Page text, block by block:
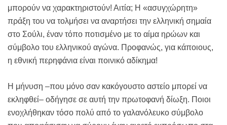
μπορούν να χαρακτηριστούν! Αιτία; Η «ασυγχώρητη»
πράξη του να τολμήσει να αναρτήσει την ελληνική σημαία
στο Σούλι, έναν τόπο ποτισμένο με το αίμα ηρώων και
σύμβολο του ελληνικού αγώνα. Προφανώς, για κάποιους,
η εθνική περηφάνια είναι ποινικό αδίκημα!
Η μήνυση –που μόνο σαν κακόγουστο αστείο μπορεί να
εκληφθεί– οδήγησε σε αυτή την πρωτοφανή δίωξη. Ποιοι
ενοχλήθηκαν τόσο πολύ από το γαλανόλευκο σύμβολο